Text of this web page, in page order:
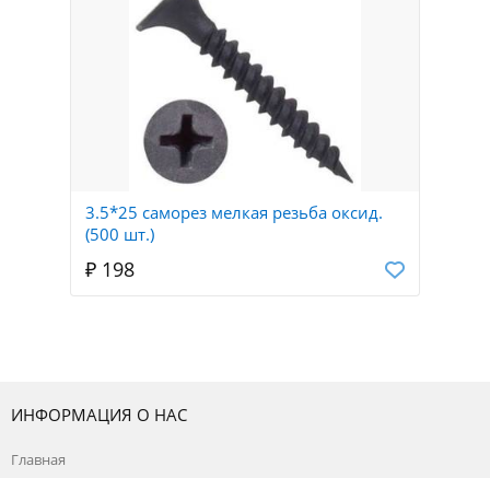
3.5*25 саморез мелкая резьба оксид.
(500 шт.)
₽ 198
ИНФОРМАЦИЯ О НАС
Главная